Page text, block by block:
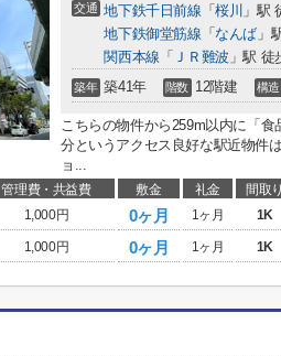
交通 地下鉄千日前線 「桜川 」駅
地下鉄御堂筋線 「 なんば 」
関西本線 「 ＪＲ難波 」駅 徒
築年 築41年 階数 12階建 構造
こちらの物件から259m以内に「
分というアクセス良好な駅近物件
ョ...
管理費・共益費 敷金 礼金 間取り
1,000円 0ヶ月 1ヶ月 1K
1,000円 0ヶ月 1ヶ月 1K